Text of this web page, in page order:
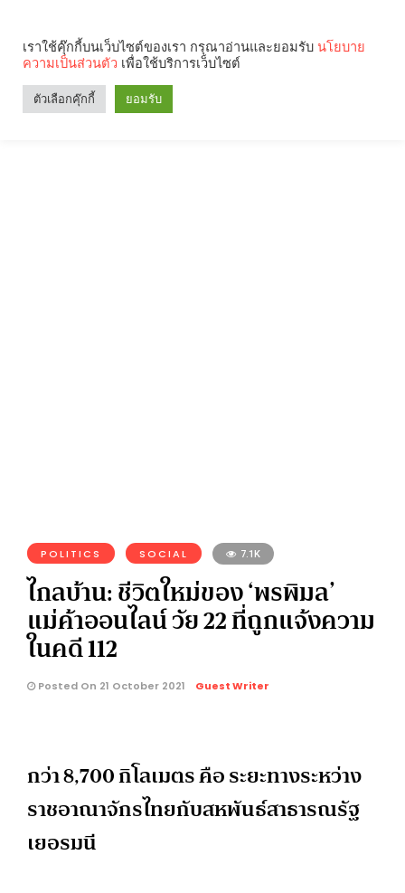
POLITICS SOCIAL 7.1K
ไกลบ้าน: ชีวิตใหม่ของ ‘พรพิมล’
แม่ค้าออนไลน์ วัย 22 ที่ถูกแจ้งความ
ในคดี 112
Posted On 21 October 2021 Guest Writer
กว่า 8,700 กิโลเมตร คือ ระยะทางระหว่าง
ราชอาณาจักรไทยกับสหพันธ์สาธารณรัฐ
เยอรมนี
เราใช้คุ๊กกี้บนเว็บไซต์ของเรา กรุณาอ่านและยอมรับ นโยบาย
ความเป็นส่วนตัว เพื่อใช้บริการเว็บไซต์
ตัวเลือกคุ๊กกี้ ยอมรับ